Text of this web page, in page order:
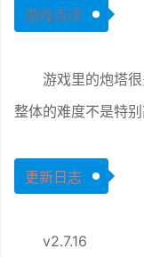
游戏点评
游戏里的炮塔
整体的难度不是特
更新日志
v2.7.16